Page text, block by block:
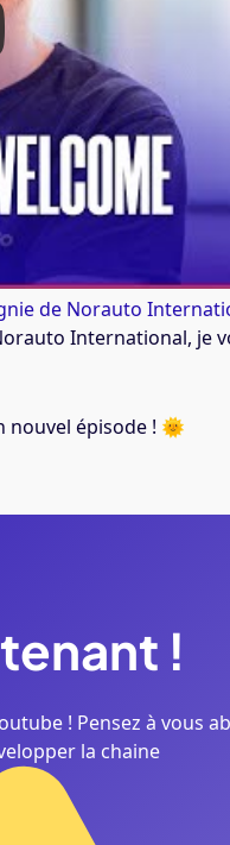
de Norauto
International, je
nouvel épisode ! 🌞
!
! Pensez à vous
la chaine